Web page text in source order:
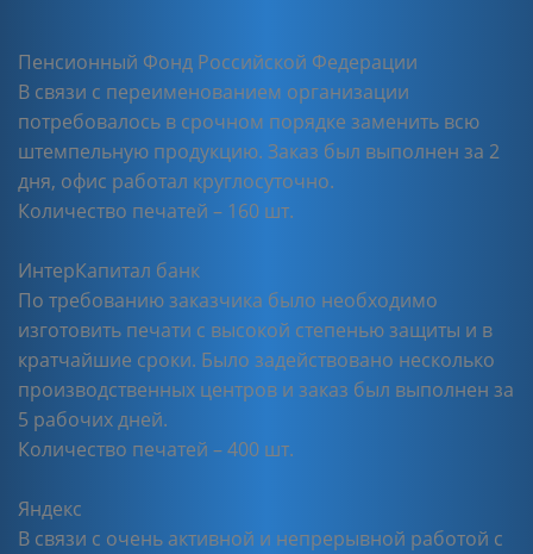
Пенсионный Фонд Российской Федерации
В связи с переименованием организации
потребовалось в срочном порядке заменить всю
штемпельную продукцию. Заказ был выполнен за 2
дня, офис работал круглосуточно.
Количество печатей – 160 шт.
ИнтерКапитал банк
По требованию заказчика было необходимо
изготовить печати с высокой степенью защиты и в
кратчайшие сроки. Было задействовано несколько
производственных центров и заказ был выполнен за
5 рабочих дней.
Количество печатей – 400 шт.
Яндекс
В связи с очень активной и непрерывной работой с